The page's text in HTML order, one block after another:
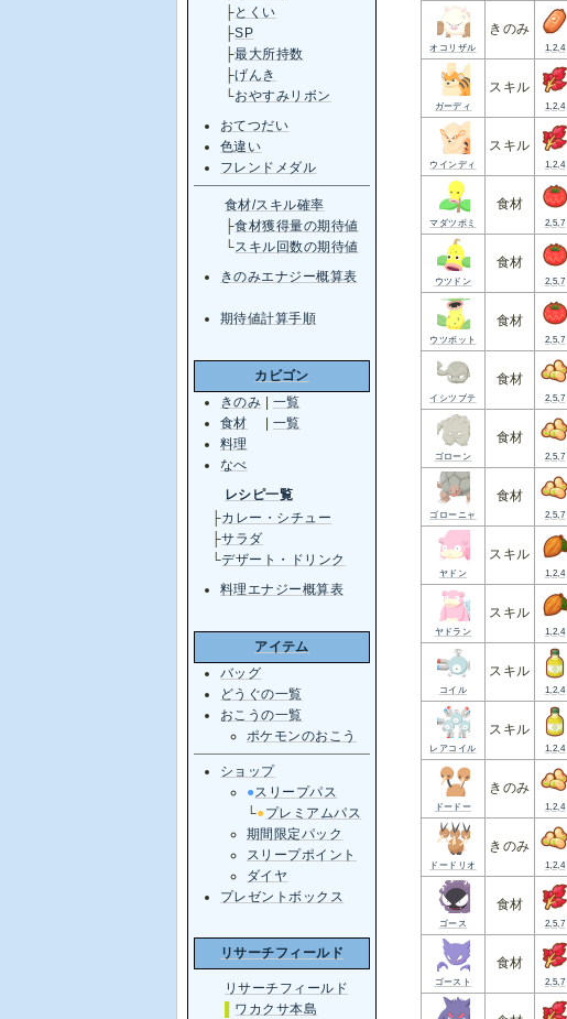
オコリザル
きのみ
1,2,4
ガーディ
スキル
1,2,4
ウインディ
スキル
1,2,4
マダツボミ
食材
2,5,7
ウツドン
食材
2,5,7
ウツボット
食材
2,5,7
イシツブテ
食材
2,5,7
ゴローン
食材
2,5,7
ゴローニャ
食材
2,5,7
ヤドン
スキル
1,2,4
ヤドラン
スキル
1,2,4
コイル
スキル
1,2,4
レアコイル
スキル
1,2,4
ドードー
きのみ
1,2,4
ドードリオ
きのみ
1,2,4
ゴース
食材
2,5,7
ゴースト
食材
2,5,7
├とくい
├SP
├最大所持数
├げんき
└おやすみリボン
おてつだい
色違い
フレンドメダル
食材/スキル確率
├食材獲得量の期待値
└スキル回数の期待値
きのみエナジー概算表
期待値計算手順
カビゴン
きのみ | 一覧
食材 | 一覧
料理
なべ
レシピ一覧
├カレー・シチュー
├サラダ
└デザート・ドリンク
料理エナジー概算表
アイテム
バッグ
どうぐの一覧
おこうの一覧
ポケモンのおこう
ショップ
●スリープパス
└●プレミアムパス
期間限定パック
スリープポイント
ダイヤ
プレゼントボックス
リサーチフィールド
リサーチフィールド
ワカクサ本島